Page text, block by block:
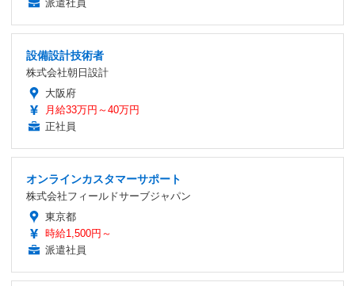
派遣社員
設備設計技術者
株式会社朝日設計
大阪府
月給33万円～40万円
正社員
オンラインカスタマーサポート
株式会社フィールドサーブジャパン
東京都
時給1,500円～
派遣社員